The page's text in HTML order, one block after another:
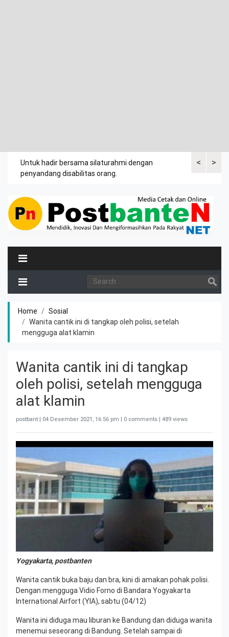
<
Untuk hadir bersama silaturahmi dengan
penyandang disabilitas orang.
Bupati>
Home
Sosial
Wanita cantik ini di tangkap oleh polisi, setelah
mengguga alat klamin
Wanita cantik ini di tangkap
oleh polisi, setelah mengguga
alat klamin
postbant | 04 Desember 2021, 16:56 pm | 0 comments | 489 views
Yogyakarta, postbanten
Wanita cantik buka baju dan bra, kini di amakan pohak polisi.
Dengan mengguga Vidio Forno di Bandara Yogyakarta
International Airfort (YIA), sabtu (04/12)
Wanita ini diduga mau liburan ke Bandung dan diduga wanita
menemui seseorang di Bandung. Setelah sampai di